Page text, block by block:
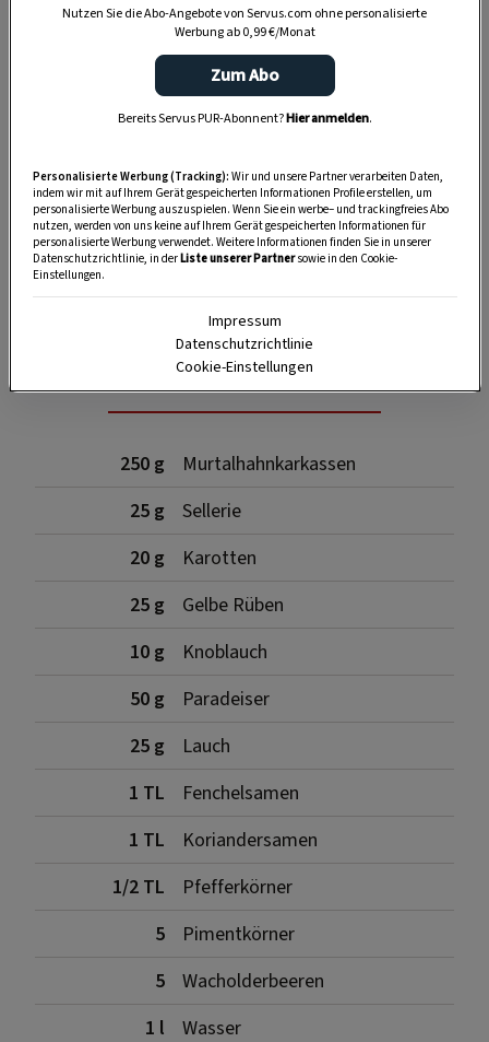
Für den Sud
250 g
Murtalhahnkarkassen
25 g
Sellerie
20 g
Karotten
25 g
Gelbe Rüben
10 g
Knoblauch
50 g
Paradeiser
25 g
Lauch
1 TL
Fenchelsamen
1 TL
Koriandersamen
1/2 TL
Pfefferkörner
5
Pimentkörner
5
Wacholderbeeren
1 l
Wasser
Nutzen Sie die Abo-Angebote von Servus.com ohne personalisierte
Werbung ab 0,99 €/Monat
Zum Abo
Bereits Servus PUR-Abonnent?Hier anmelden.
Personalisierte Werbung (Tracking): Wir und unsere Partner verarbeiten Daten,
indem wir mit auf Ihrem Gerät gespeicherten Informationen Profile erstellen, um
personalisierte Werbung auszuspielen. Wenn Sie ein werbe– und trackingfreies Abo
nutzen, werden von uns keine auf Ihrem Gerät gespeicherten Informationen für
personalisierte Werbung verwendet. Weitere Informationen finden Sie in unserer
Datenschutzrichtlinie, in derListe unserer Partnersowie in den Cookie-
Einstellungen.
Impressum
Datenschutzrichtlinie
Cookie-Einstellungen